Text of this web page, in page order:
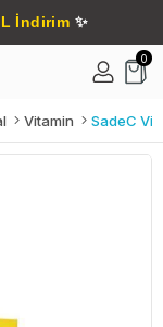
İndirim ✨
0
Vitamin SadeC